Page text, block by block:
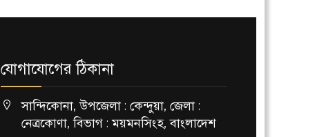
যোগাযোগের ঠিকানা
সান্দিকোনা, উপজেলা : কেন্দুয়া, জেলা :
নেত্রকোণা, বিভাগ : ময়মনসিংহ, বাংলাদেশ